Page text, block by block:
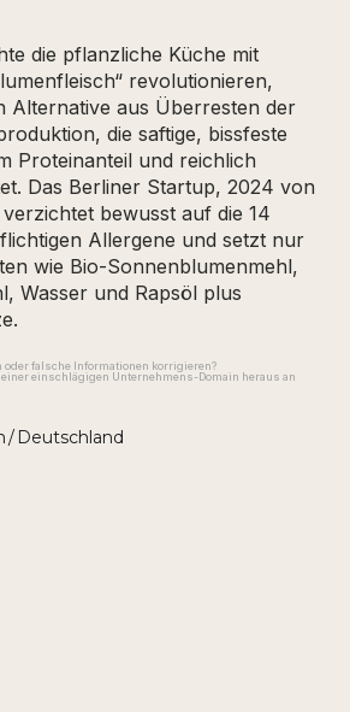
die pflanzliche Küche mit
revolutionieren,
Alternative aus Überresten der
die saftige, bissfeste
Proteinanteil und reichlich
Das Berliner Startup, 2024 von
bewusst auf die 14
Allergene und setzt nur
wie Bio-Sonnenblumenmehl,
Wasser und Rapsöl plus
oder falsche Informationen korrigieren?
einschlägigen Unternehmens-Domain heraus an
/ Deutschland